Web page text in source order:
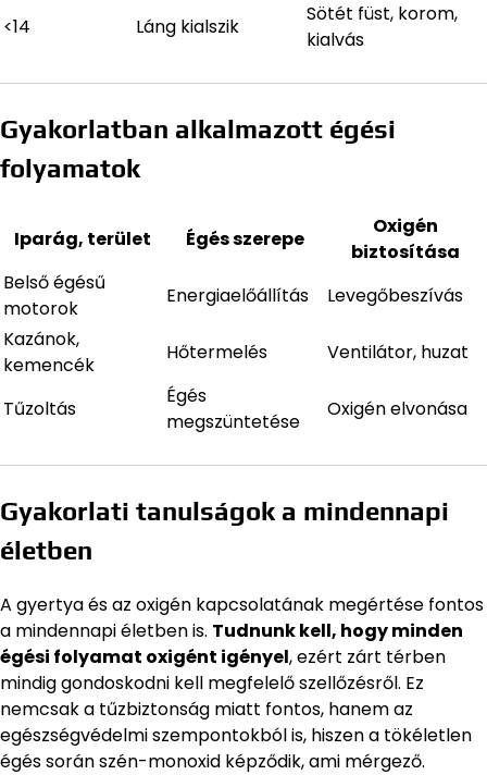
<14
Láng kialszik
Sötét füst, korom,
kialvás
Gyakorlatban alkalmazott égési
folyamatok
Iparág, terület Égés szerepe
Oxigén
biztosítása
Belső égésű
motorok
Energiaelőállítás
Levegőbeszívás
Kazánok,
kemencék
Hőtermelés Ventilátor, huzat
Tűzoltás
Égés
megszüntetése
Oxigén elvonása
Gyakorlati tanulságok a mindennapi
életben
A gyertya és az oxigén kapcsolatának megértése fontos
a mindennapi életben is. Tudnunk kell, hogy minden
égési folyamat oxigént igényel, ezért zárt térben
mindig gondoskodni kell megfelelő szellőzésről. Ez
nemcsak a tűzbiztonság miatt fontos, hanem az
egészségvédelmi szempontokból is, hiszen a tökéletlen
égés során szén-monoxid képződik, ami mérgező.